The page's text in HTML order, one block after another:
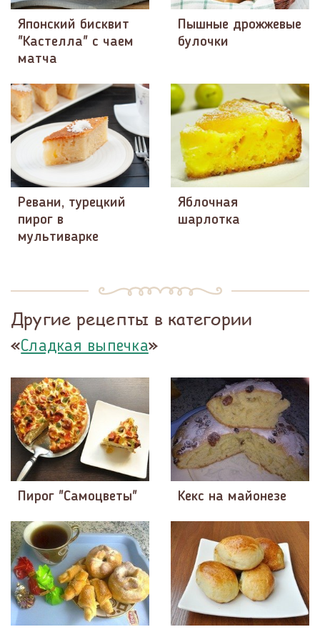
Японский бисквит
"Кастелла" с чаем
матча
Пышные дрожжевые
булочки
Ревани, турецкий
пирог в
мультиварке
Яблочная
шарлотка
Другие рецепты в категории
«Сладкая выпечка»
Пирог "Самоцветы" Кекс на майонезе